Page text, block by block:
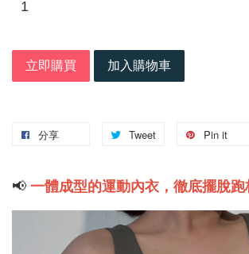
立即購買 加入購物車
分享 Tweet Pin it
📢 一體成型的運動內衣，徹底擺脫跑